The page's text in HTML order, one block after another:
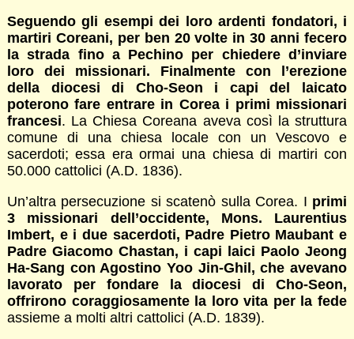
Seguendo gli esempi dei loro ardenti fondatori, i
martiri Coreani, per ben 20 volte in 30 anni fecero
la strada fino a Pechino per chiedere d’inviare
loro dei missionari. Finalmente con l’erezione
della diocesi di Cho-Seon i capi del laicato
poterono fare entrare in Corea i primi missionari
francesi. La Chiesa Coreana aveva così la struttura
comune di una chiesa locale con un Vescovo e
sacerdoti; essa era ormai una chiesa di martiri con
50.000 cattolici (A.D. 1836).
Un’altra persecuzione si scatenò sulla Corea. I primi
3 missionari dell’occidente, Mons. Laurentius
Imbert, e i due sacerdoti, Padre Pietro Maubant e
Padre Giacomo Chastan, i capi laici Paolo Jeong
Ha-Sang con Agostino Yoo Jin-Ghil, che avevano
lavorato per fondare la diocesi di Cho-Seon,
offrirono coraggiosamente la loro vita per la fede
assieme a molti altri cattolici (A.D. 1839).